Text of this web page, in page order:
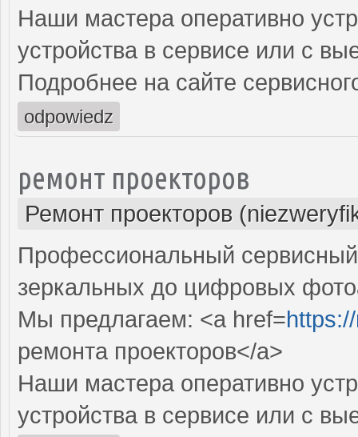
Наши мастера оперативно
устройства в сервисе или с
Подробнее на сайте
odpowiedz
ремонт проекторов
Ремонт проекторов
Профессиональный
зеркальных до цифровых
Мы предлагаем: <a href=
ремонта проекторов</a>
Наши мастера оперативно
устройства в сервисе или с